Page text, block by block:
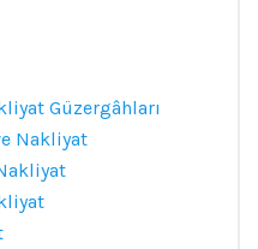
Güzergâhları
Nakliyat